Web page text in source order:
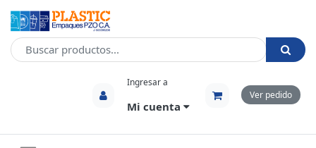
Ingresar a
Mi cuenta
Ver pedido